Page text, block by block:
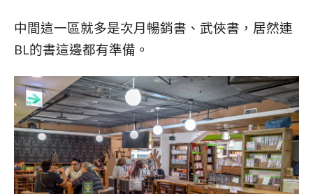
中間這一區就多是次月暢銷書、武俠書，居然連
BL的書這邊都有準備。